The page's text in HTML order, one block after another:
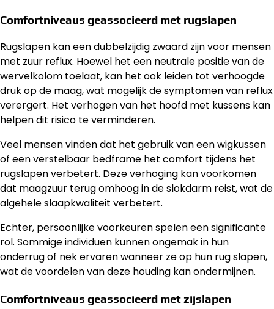
Comfortniveaus geassocieerd met rugslapen
Rugslapen kan een dubbelzijdig zwaard zijn voor mensen
met zuur reflux. Hoewel het een neutrale positie van de
wervelkolom toelaat, kan het ook leiden tot verhoogde
druk op de maag, wat mogelijk de symptomen van reflux
verergert. Het verhogen van het hoofd met kussens kan
helpen dit risico te verminderen.
Veel mensen vinden dat het gebruik van een wigkussen
of een verstelbaar bedframe het comfort tijdens het
rugslapen verbetert. Deze verhoging kan voorkomen
dat maagzuur terug omhoog in de slokdarm reist, wat de
algehele slaapkwaliteit verbetert.
Echter, persoonlijke voorkeuren spelen een significante
rol. Sommige individuen kunnen ongemak in hun
onderrug of nek ervaren wanneer ze op hun rug slapen,
wat de voordelen van deze houding kan ondermijnen.
Comfortniveaus geassocieerd met zijslapen